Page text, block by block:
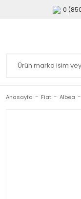
0
Anasayfa Fiat Albea